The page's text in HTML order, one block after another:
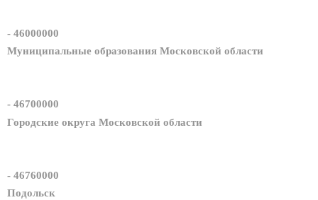
- 46000000
Муниципальные образования Московской области
- 46700000
Городские округа Московской области
- 46760000
Подольск